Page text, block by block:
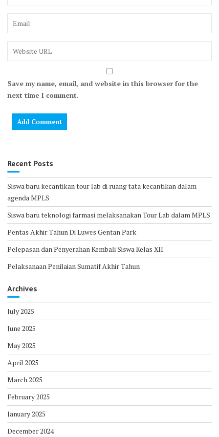
Save my name, email, and website in this browser for the
next time I comment.
Recent Posts
Siswa baru kecantikan tour lab di ruang tata kecantikan dalam
agenda MPLS
Siswa baru teknologi farmasi melaksanakan Tour Lab dalam MPLS
Pentas Akhir Tahun Di Luwes Gentan Park
Pelepasan dan Penyerahan Kembali Siswa Kelas XII
Pelaksanaan Penilaian Sumatif Akhir Tahun
Archives
July 2025
June 2025
May 2025
April 2025
March 2025
February 2025
January 2025
December 2024